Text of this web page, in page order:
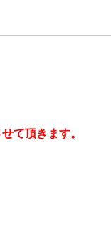
て頂きます。